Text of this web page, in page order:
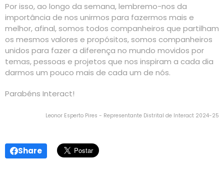
Por isso, ao longo da semana, lembremo-nos da
importância de nos unirmos para fazermos mais e
melhor, afinal, somos todos companheiros que partilham
os mesmos valores e propósitos, somos companheiros
unidos para fazer a diferença no mundo movidos por
temas, pessoas e projetos que nos inspiram a cada dia
darmos um pouco mais de cada um de nós.
Parabéns Interact!
Leonor Esperto Pires - Representante Distrital de Interact 2024-25
Share